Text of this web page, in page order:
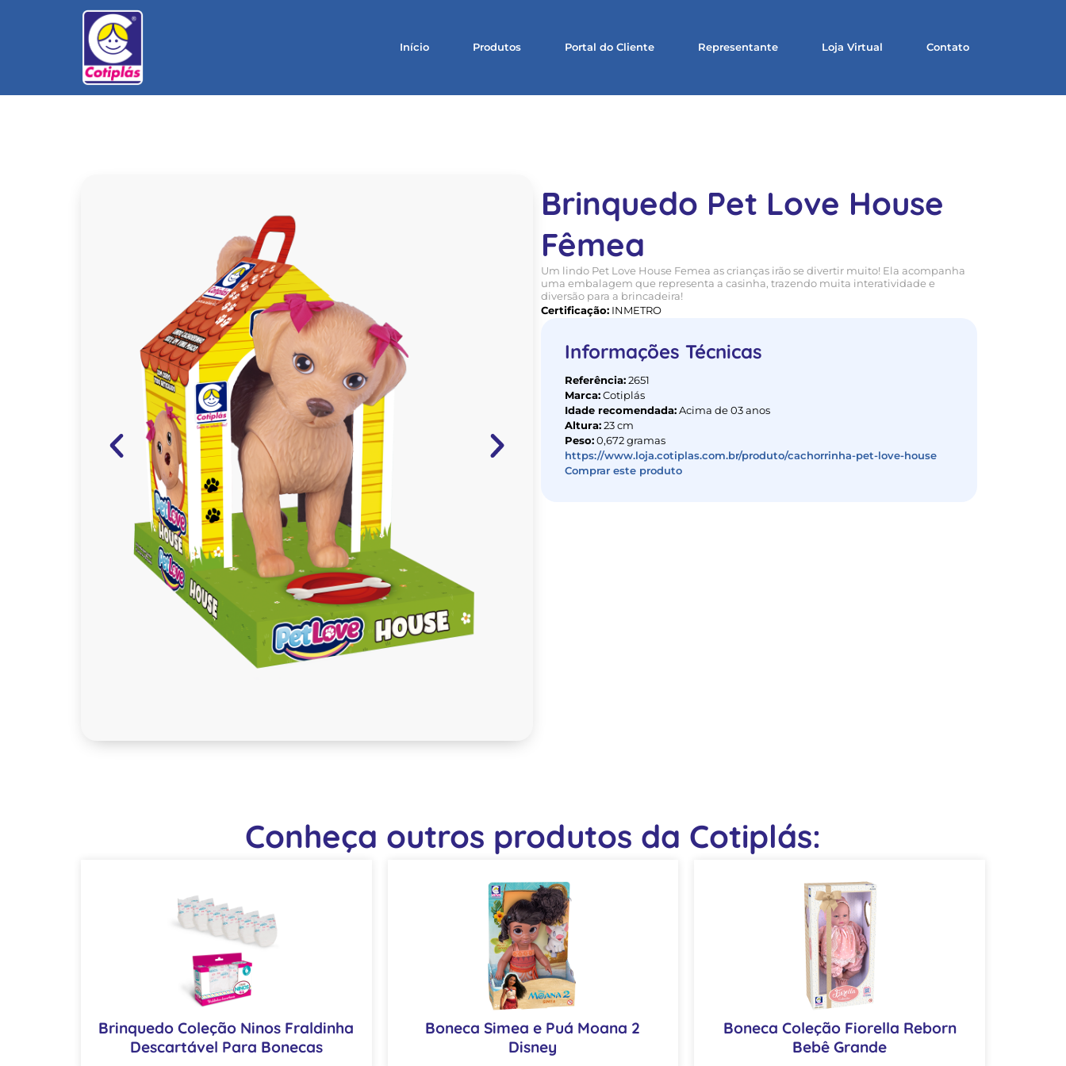
Início Produtos Portal do Cliente Representante Loja Virtual Contato
Brinquedo Pet Love House
Fêmea
Um lindo Pet Love House Femea as crianças irão se divertir muito! Ela acompanha
uma embalagem que representa a casinha, trazendo muita interatividade e
diversão para a brincadeira!
Certificação: INMETRO
Informações Técnicas
Referência: 2651
Marca: Cotiplás
Idade recomendada: Acima de 03 anos
Altura: 23 cm
Peso: 0,672 gramas
https://www.loja.cotiplas.com.br/produto/cachorrinha-pet-love-house
Comprar este produto
Conheça outros produtos da Cotiplás:
Brinquedo Coleção Ninos Fraldinha
Descartável Para Bonecas
Boneca Simea e Puá Moana 2
Disney
Boneca Coleção Fiorella Reborn
Bebê Grande